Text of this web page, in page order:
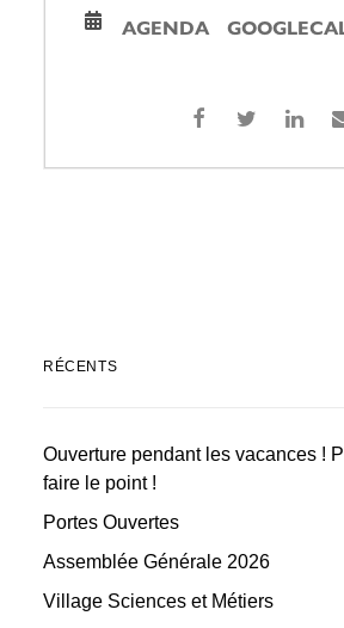
AGENDA
RÉCENTS
Ouverture pendant les vacances !
faire le point !
Portes Ouvertes
Assemblée Générale 2026
Village Sciences et Métiers